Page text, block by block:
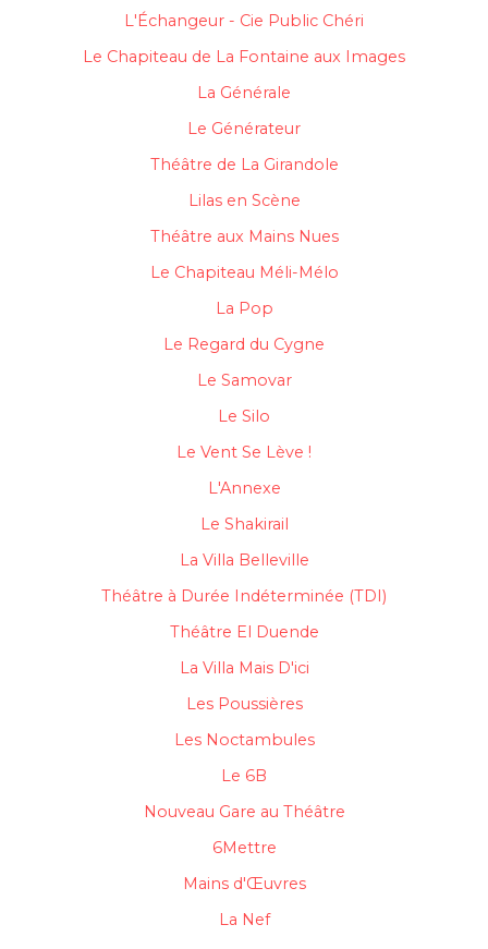
L'Échangeur - Cie Public Chéri
Le Chapiteau de La Fontaine aux Images
La Générale
Le Générateur
Théâtre de La Girandole
Lilas en Scène
Théâtre aux Mains Nues
Le Chapiteau Méli-Mélo
La Pop
Le Regard du Cygne
Le Samovar
Le Silo
Le Vent Se Lève !
L'Annexe
Le Shakirail
La Villa Belleville
Théâtre à Durée Indéterminée (TDI)
Théâtre El Duende
La Villa Mais D'ici
Les Poussières
Les Noctambules
Le 6B
Nouveau Gare au Théâtre
6Mettre
Mains d'Œuvres
La Nef